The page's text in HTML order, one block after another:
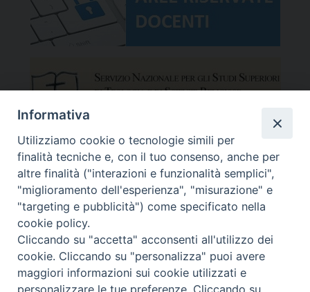
Copyright © Facoltà del Triveneto
Facoltà Teologica del Triveneto
Informativa
Utilizziamo cookie o tecnologie simili per
finalità tecniche e, con il tuo consenso, anche per
altre finalità ("interazioni e funzionalità semplici",
"miglioramento dell'esperienza", "misurazione" e
"targeting e pubblicità") come specificato nella
cookie policy.
Cliccando su "accetta" acconsenti all'utilizzo dei
cookie. Cliccando su "personalizza" puoi avere
maggiori informazioni sui cookie utilizzati e